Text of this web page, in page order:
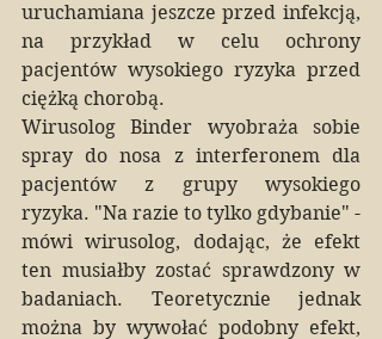
uruchamiana jeszcze przed infekcją,
na przykład w celu ochrony
pacjentów wysokiego ryzyka przed
ciężką chorobą.
Wirusolog Binder wyobraża sobie
spray do nosa z interferonem dla
pacjentów z grupy wysokiego
ryzyka. "Na razie to tylko gdybanie" -
mówi wirusolog, dodając, że efekt
ten musiałby zostać sprawdzony w
badaniach. Teoretycznie jednak
można by wywołać podobny efekt,